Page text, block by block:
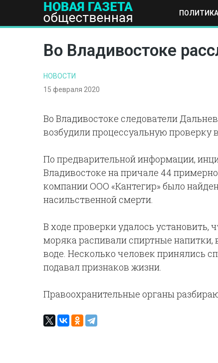
ПОЛИТИКА
ПОЛИТИКА ОБЩЕСТВО ЭКОНОМИКА НАУКА И
Во Владивостоке
НОВОСТИ
15 февраля 2020
Во Владивостоке следователи
возбудили процессуальную проверку
По предварительной информации,
Владивостоке на причале 44
компании ООО «Кантегир» было
насильственной смерти.
В ходе проверки удалось установить,
моряка распивали спиртные напитки,
воде. Несколько человек принялись
подавал признаков жизни.
Правоохранительные органы